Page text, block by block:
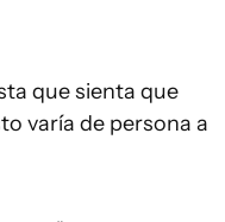
que sienta que
varía de persona a